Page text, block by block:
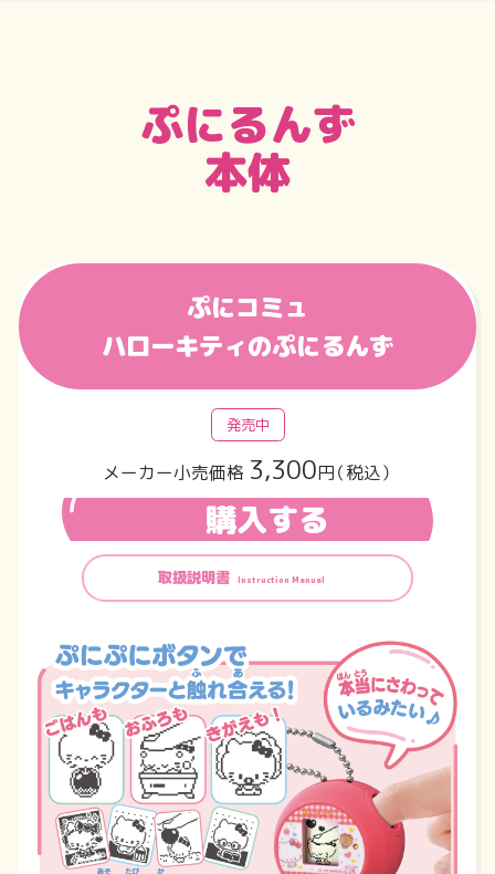
ぷにるんず
本体
ぷにコミュ
ハローキティのぷにるんず
発売中
メーカー小売価格 3,300円（税込）
購入する
取扱説明書 Instruction Manual